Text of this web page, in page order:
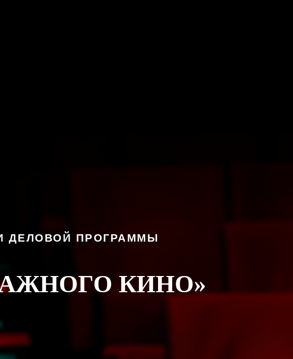
ДЕЛОВОЙ ПРОГРАММЫ
КИНО»